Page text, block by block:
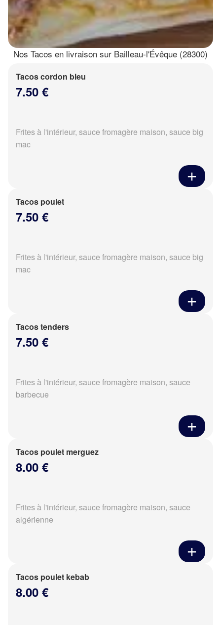
Nos Tacos en livraison sur Bailleau-l'Évêque (28300)
Tacos cordon bleu
7.50 €
Frites à l'intérieur, sauce fromagère maison, sauce big
mac
Tacos poulet
7.50 €
Frites à l'intérieur, sauce fromagère maison, sauce big
mac
Tacos tenders
7.50 €
Frites à l'intérieur, sauce fromagère maison, sauce
barbecue
Tacos poulet merguez
8.00 €
Frites à l'intérieur, sauce fromagère maison, sauce
algérienne
Tacos poulet kebab
8.00 €